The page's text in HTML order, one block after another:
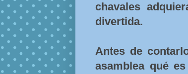
chavales
divertida.
Antes de
asamblea qué